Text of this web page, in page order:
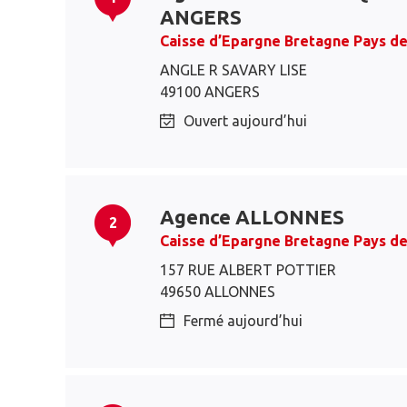
ANGERS
Caisse d’Epargne Bretagne Pays
ANGLE R SAVARY LISE
49100 ANGERS
Ouvert aujourd’hui
2 Agence ALLONNES
Caisse d’Epargne Bretagne Pays
157 RUE ALBERT POTTIER
49650 ALLONNES
Fermé aujourd’hui